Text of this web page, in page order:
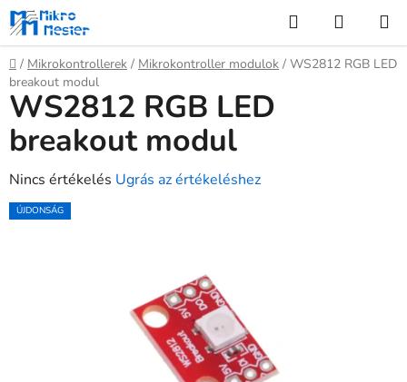
Ugrás
fő
tartalomhoz
KeresésKOSÁR
Kezdőlap
/ Mikrokontrollerek / Mikrokontroller modulok / WS2812 RGB LED
breakout modul
WS2812 RGB LED
breakout modul
A
termék
Nincs értékelés Ugrás az értékeléshez
ÚJDONSÁG